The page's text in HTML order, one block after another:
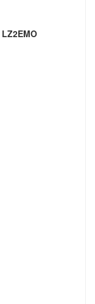
LZ2EMO